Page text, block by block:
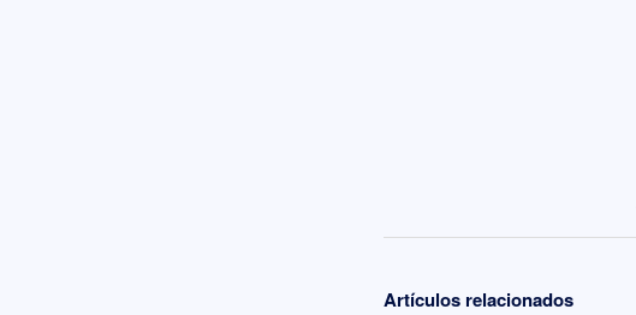
Artículos relacionados